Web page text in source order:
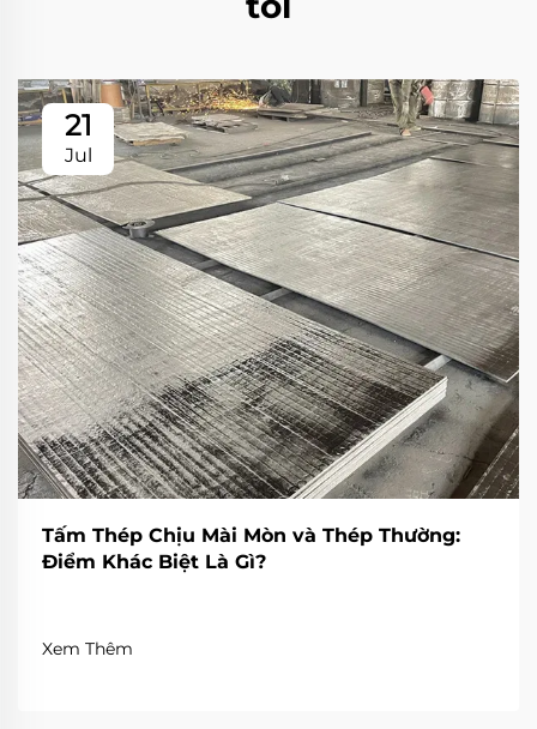
21
Jul
Tấm Thép Chịu Mài Mòn và Thép Thường:
Điểm Khác Biệt Là Gì?
Xem Thêm